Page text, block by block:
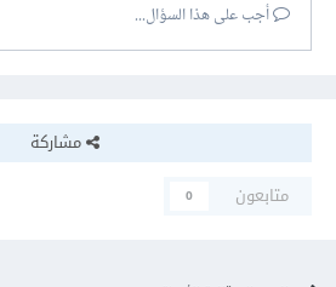
أجب على هذا السؤال...
مشاركة
متابعون
0